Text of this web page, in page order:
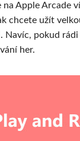
na Apple Arcade
chcete užít
Navíc, pokud
her.